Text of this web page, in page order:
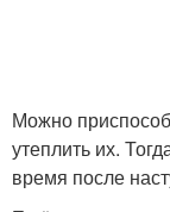
Можно
утеплить их.
время после